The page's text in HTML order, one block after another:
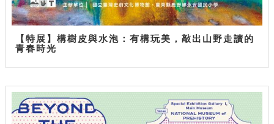
【特展】構樹皮與水泡：有構玩美，敲出山野走讀的
青春時光